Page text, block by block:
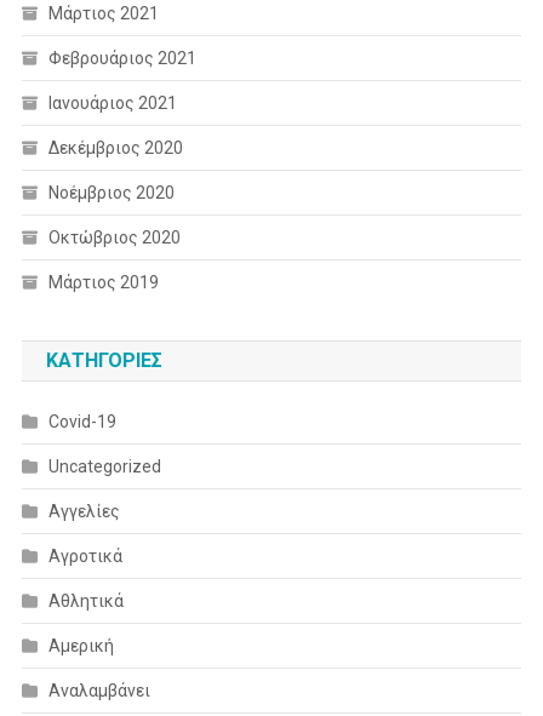
Μάρτιος 2021
Φεβρουάριος 2021
Ιανουάριος 2021
Δεκέμβριος 2020
Νοέμβριος 2020
Οκτώβριος 2020
Μάρτιος 2019
KΑΤΗΓΟΡΊΕΣ
Covid-19
Uncategorized
Αγγελίες
Αγροτικά
Αθλητικά
Αμερική
Αναλαμβάνει